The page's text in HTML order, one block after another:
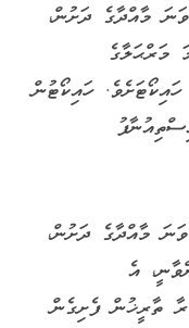
އިންތިޚާބުތަކާބެހޭ ޢާއްމު ގާނޫނުގެ 64 ވަނަ މާއްދާގެ ދަށުން،
މަރްޙަލާގެ
ހައިކޯޓުން
އިންތިޚާބުތަކާބެހޭ ޢާންމު ގާނޫނުގެ 66 ވަނަ މާއްދާގެ ދަށުން،
އެ
ތާރީޚުން ފެށިގެން